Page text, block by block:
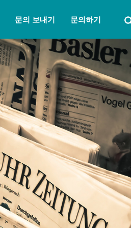
문의 보내기 문의하기